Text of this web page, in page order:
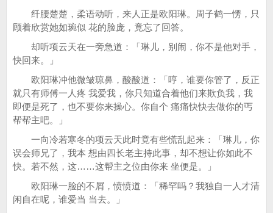
纤腰楚楚，柔语动听，来人正是欧阳琳。周子鹤一愣，只
顾着欣赏她如琬似 花的脸庞，竟忘了回答。
却听项云天在一旁急道：「琳儿，别闹，你不是他对手，
快回来。」
欧阳琳冲他微皱琼鼻，酸酸道：「哼，谁要你管了，反正
就只有师傅一人疼 我爱我，你只知道合着他们来欺负我，我
即便是死了，也不要你来操心。你自个 痛痛快快去做你的丐
帮帮主吧。」
一向冷若寒冬的项云天此时竟有些慌乱起来：「琳儿，你
误会师兄了，我本 想由四长老主持此事，却不想让你如此不
快。若不然，这……这帮主之位由你来 坐便是。」
欧阳琳一脸的不屑，愤愤道：「稀罕吗？我独自一人才清
闲自在呢，谁爱当 当去。」